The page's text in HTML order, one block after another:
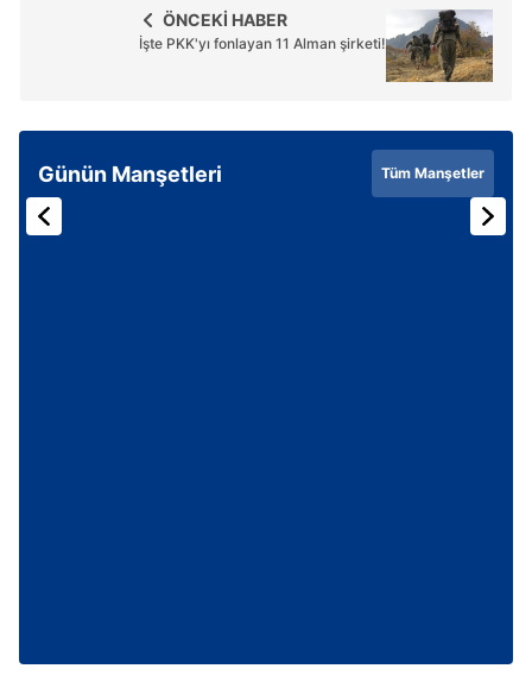
ÖNCEKİ HABER
İşte PKK'yı fonlayan 11 Alman şirketi!
Günün Manşetleri Tüm Manşetler